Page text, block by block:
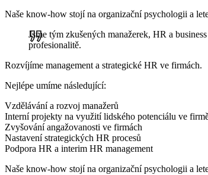
Naše know-how stojí na organizační psychologii a
Jsme tým zkušených manažerek, HR a
profesionalitě.
Rozvíjíme management a strategické HR ve firmách.
Nejlépe umíme následující:
Vzdělávání a rozvoj manažerů
Interní projekty na využití lidského potenciálu ve
Zvyšování angažovanosti ve firmách
Nastavení strategických HR procesů
Podpora HR a interim HR management
Naše know-how stojí na organizační psychologii a